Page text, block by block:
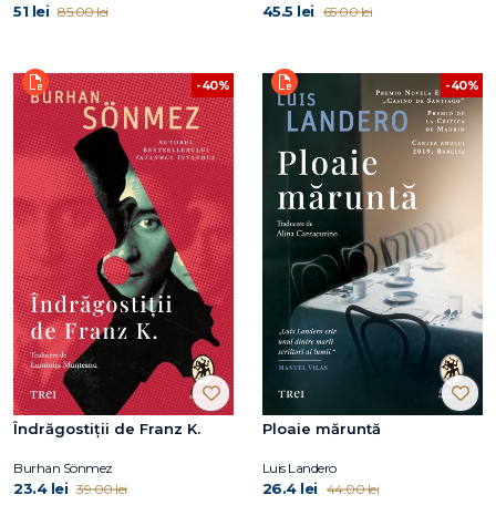
51 lei 85.00 lei 45.5 lei 65.00 lei
-40%
Îndrăgostiții de Franz K.
Burhan Sönmez
23.4 lei 39.00 lei
-40%
Ploaie măruntă
Luis Landero
26.4 lei 44.00 lei